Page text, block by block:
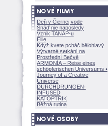
Deň v Čiernej vode
Snáď nie naposledy
Vznik TANAP-u
Ellie
Když kvete pcháč bělohlavý
Výtvarné setkání na
Prostřední Bečvě
ARMONÍA – Reise eines
schöpferischen Universums •
Journey of a Creative
Universe
DURCHDRUNGEN·
INFUSED
KATOPTRIK
Běžná rutina